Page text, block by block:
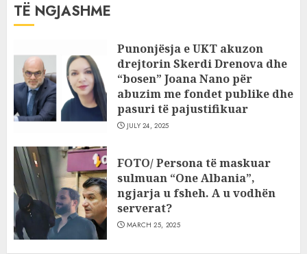
TË NGJASHME
Punonjësja e UKT akuzon
drejtorin Skerdi Drenova dhe
“bosen” Joana Nano për
abuzim me fondet publike dhe
pasuri të pajustifikuar
JULY 24, 2025
FOTO/ Persona të maskuar
sulmuan “One Albania”,
ngjarja u fsheh. A u vodhën
serverat?
MARCH 25, 2025